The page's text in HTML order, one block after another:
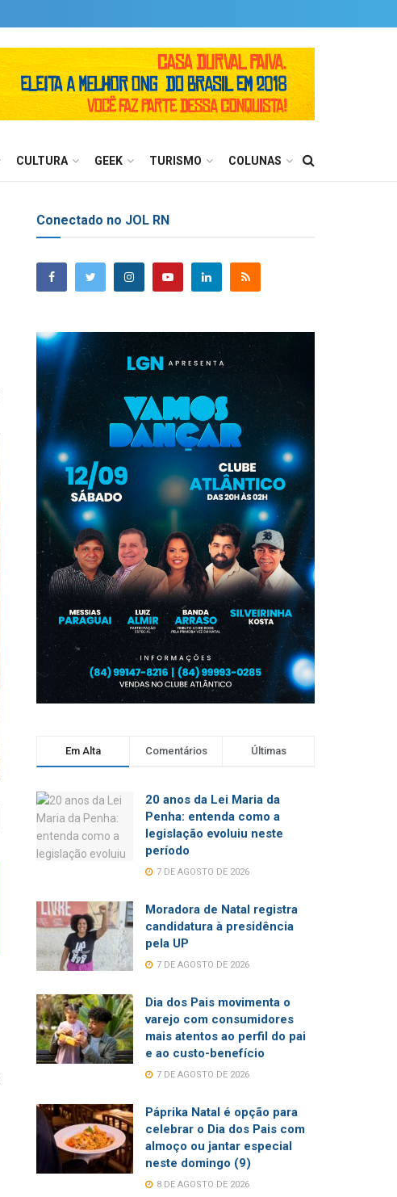
CULTURA GEEK TURISMO COLUNAS
Conectado no JOL RN
Em Alta Comentários Últimas
20 anos da Lei Maria da
Penha: entenda como a
legislação evoluiu neste
período
7 DE AGOSTO DE 2026
Moradora de Natal registra
candidatura à presidência
pela UP
7 DE AGOSTO DE 2026
Dia dos Pais movimenta o
varejo com consumidores
mais atentos ao perfil do pai
e ao custo-benefício
7 DE AGOSTO DE 2026
Páprika Natal é opção para
celebrar o Dia dos Pais com
almoço ou jantar especial
neste domingo (9)
8 DE AGOSTO DE 2026